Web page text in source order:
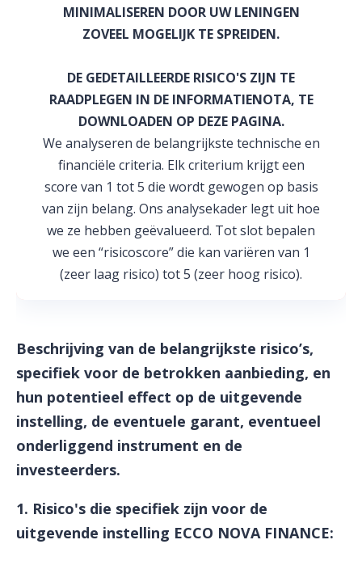
MINIMALISEREN DOOR UW LENINGEN
ZOVEEL MOGELIJK TE SPREIDEN.
DE GEDETAILLEERDE RISICO'S ZIJN TE
RAADPLEGEN IN DE INFORMATIENOTA, TE
DOWNLOADEN OP DEZE PAGINA.
We analyseren de belangrijkste technische en
financiële criteria. Elk criterium krijgt een
score van 1 tot 5 die wordt gewogen op basis
van zijn belang. Ons analysekader legt uit hoe
we ze hebben geëvalueerd. Tot slot bepalen
we een “risicoscore” die kan variëren van 1
(zeer laag risico) tot 5 (zeer hoog risico).
Beschrijving van de belangrijkste risico’s,
specifiek voor de betrokken aanbieding, en
hun potentieel effect op de uitgevende
instelling, de eventuele garant, eventueel
onderliggend instrument en de
investeerders.
1. Risico's die specifiek zijn voor de
uitgevende instelling ECCO NOVA FINANCE: